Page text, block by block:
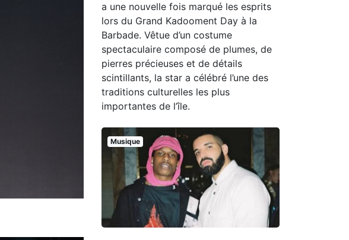
a une nouvelle fois marqué les esprits
lors du Grand Kadooment Day à la
Barbade. Vêtue d’un costume
spectaculaire composé de plumes, de
pierres précieuses et de détails
scintillants, la star a célébré l’une des
traditions culturelles les plus
importantes de l’île.
Musique